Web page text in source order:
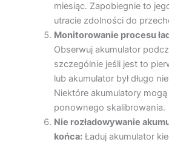
miesiąc. Zapobiegnie to
utracie zdolności do
Monitorowanie procesu
Obserwuj akumulator
szczególnie jeśli jest to
lub akumulator był długo
Niektóre akumulatory
ponownego skalibrowania.
Nie rozładowywanie
końca:Ładuj akumulator